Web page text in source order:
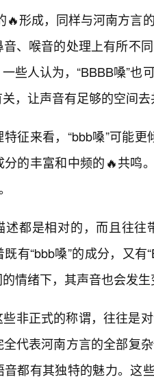
🔥形成，同样与河南方言
、喉音的处理上有所不
些人认为，“BBBB嗓”也
，让声音有足够的空间去
征来看，“bbb嗓”可能
的丰富和中频的🔥共鸣
述都是相对的，而且往
有“bbb嗓”的成分，又
情绪下，其声音也会发生
非正式的称谓，往往是
代表河南方言的全部复
都有其独特的魅力。这